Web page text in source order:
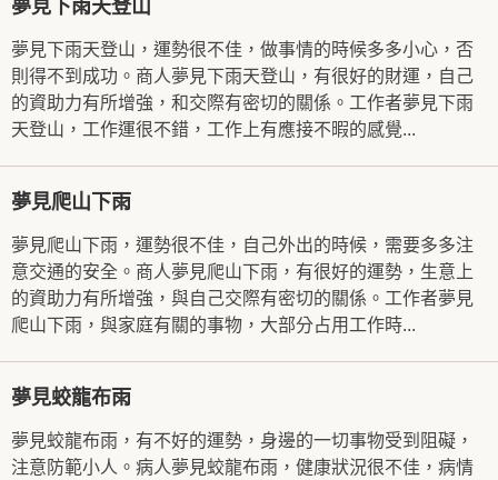
夢見下雨天登山
夢見下雨天登山，運勢很不佳，做事情的時候多多小心，否
則得不到成功。商人夢見下雨天登山，有很好的財運，自己
的資助力有所增強，和交際有密切的關係。工作者夢見下雨
天登山，工作運很不錯，工作上有應接不暇的感覺...
夢見爬山下雨
夢見爬山下雨，運勢很不佳，自己外出的時候，需要多多注
意交通的安全。商人夢見爬山下雨，有很好的運勢，生意上
的資助力有所增強，與自己交際有密切的關係。工作者夢見
爬山下雨，與家庭有關的事物，大部分占用工作時...
夢見蛟龍布雨
夢見蛟龍布雨，有不好的運勢，身邊的一切事物受到阻礙，
注意防範小人。病人夢見蛟龍布雨，健康狀況很不佳，病情